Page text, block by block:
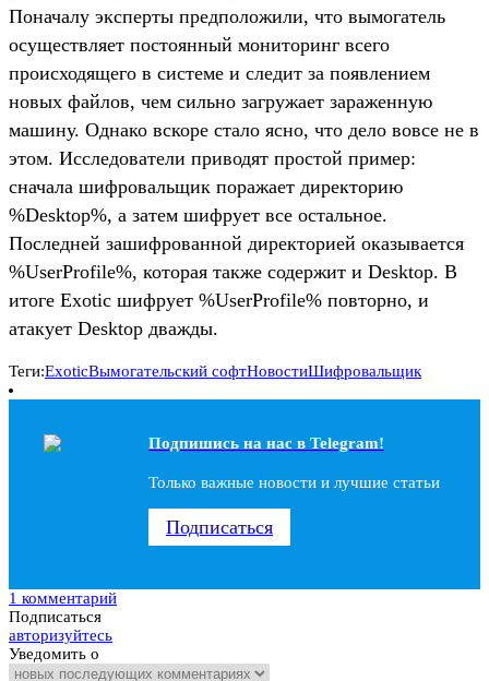
Поначалу эксперты предположили, что вымогатель
осуществляет постоянный мониторинг всего
происходящего в системе и следит за появлением
новых файлов, чем сильно загружает зараженную
машину. Однако вскоре стало ясно, что дело вовсе не в
этом. Исследователи приводят простой пример:
сначала шифровальщик поражает директорию
%Desktop%, а затем шифрует все остальное.
Последней зашифрованной директорией оказывается
%UserProfile%, которая также содержит и Desktop. В
итоге Exotic шифрует %UserProfile% повторно, и
атакует Desktop дважды.
Теги:ExoticВымогательский софтНовостиШифровальщик
Подпишись на наc в Telegram!
Только важные новости и лучшие статьи
Подписаться
1 комментарий
Подписаться
авторизуйтесь
Уведомить о